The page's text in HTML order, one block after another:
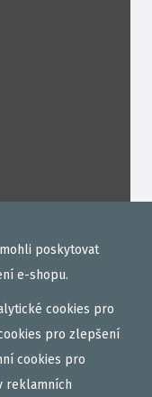
poskytovat
e-shopu.
cookies pro
pro zlepšení
cookies pro
reklamních